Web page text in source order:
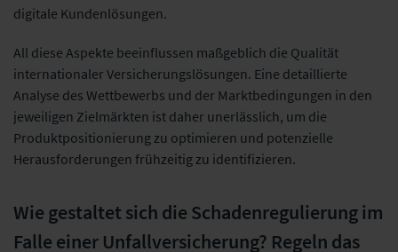
digitale Kundenlösungen.
All diese Aspekte beeinflussen maßgeblich die Qualität
internationaler Versicherungslösungen. Eine detaillierte
Analyse des Wettbewerbs und der Marktbedingungen in den
jeweiligen Zielmärkten ist daher unerlässlich, um die
Produktpositionierung zu optimieren und potenzielle
Herausforderungen frühzeitig zu identifizieren.
Wie gestaltet sich die Schadenregulierung im
Falle einer Unfallversicherung? Regeln das